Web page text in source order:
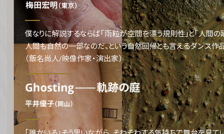
僕なりに解説するならば「雨粒が空間を漂う規則性」と「人間の
人間も自然の一部なのだ、という自然回帰とも言えるダンス作
（飯名尚人/映像作家・演出家）